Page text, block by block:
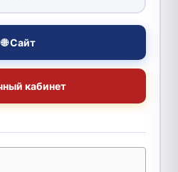
🌐 Сайт
кабинет